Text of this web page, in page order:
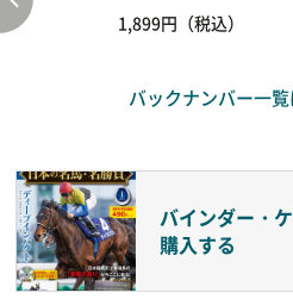
1,899円（税込）
バックナンバー一
バインダー・
購入する